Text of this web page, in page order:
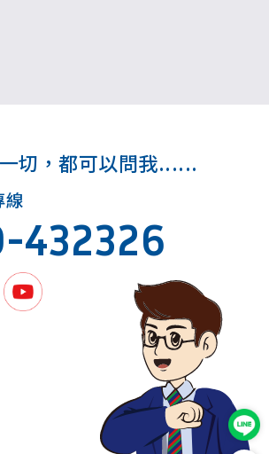
億元，收益率為0.92％，收益數為
切，都可以問我......
線
432326